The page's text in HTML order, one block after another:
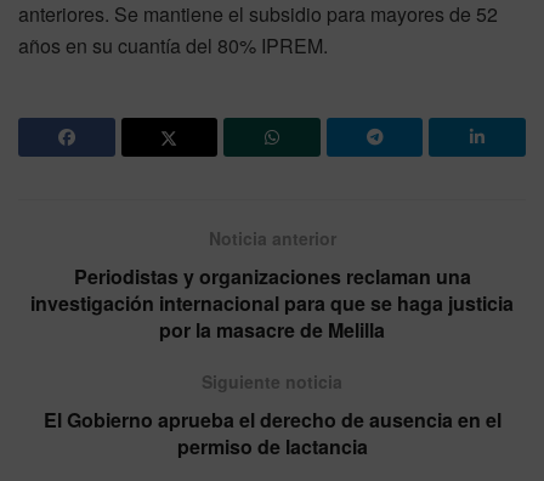
anteriores. Se mantiene el subsidio para mayores de 52
años en su cuantía del 80% IPREM.
Noticia anterior
Periodistas y organizaciones reclaman una
investigación internacional para que se haga justicia
por la masacre de Melilla
Siguiente noticia
El Gobierno aprueba el derecho de ausencia en el
permiso de lactancia